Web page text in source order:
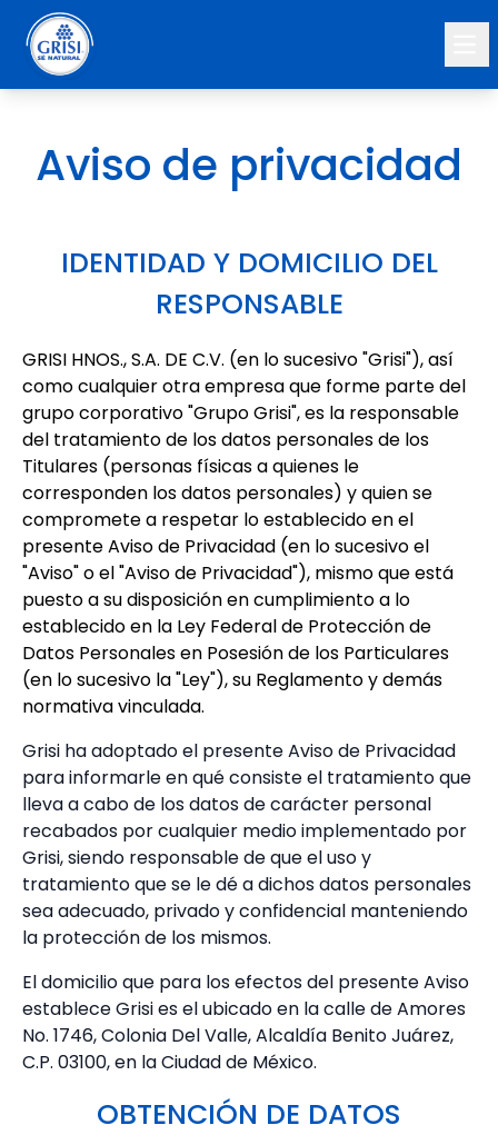
Aviso de privacidad
IDENTIDAD Y DOMICILIO DEL
RESPONSABLE
GRISI HNOS., S.A. DE C.V. (en lo sucesivo "Grisi"), así
como cualquier otra empresa que forme parte del
grupo corporativo "Grupo Grisi", es la responsable
del tratamiento de los datos personales de los
Titulares (personas físicas a quienes le
corresponden los datos personales) y quien se
compromete a respetar lo establecido en el
presente Aviso de Privacidad (en lo sucesivo el
"Aviso" o el "Aviso de Privacidad"), mismo que está
puesto a su disposición en cumplimiento a lo
establecido en la Ley Federal de Protección de
Datos Personales en Posesión de los Particulares
(en lo sucesivo la "Ley"), su Reglamento y demás
normativa vinculada.
Grisi ha adoptado el presente Aviso de Privacidad
para informarle en qué consiste el tratamiento que
lleva a cabo de los datos de carácter personal
recabados por cualquier medio implementado por
Grisi, siendo responsable de que el uso y
tratamiento que se le dé a dichos datos personales
sea adecuado, privado y confidencial manteniendo
la protección de los mismos.
El domicilio que para los efectos del presente Aviso
establece Grisi es el ubicado en la calle de Amores
No. 1746, Colonia Del Valle, Alcaldía Benito Juárez,
C.P. 03100, en la Ciudad de México.
OBTENCIÓN DE DATOS